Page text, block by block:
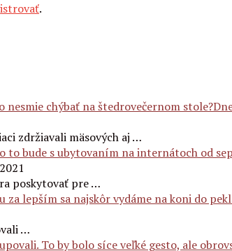
.
zdržiavali mäsových aj …
poskytovať pre …
…